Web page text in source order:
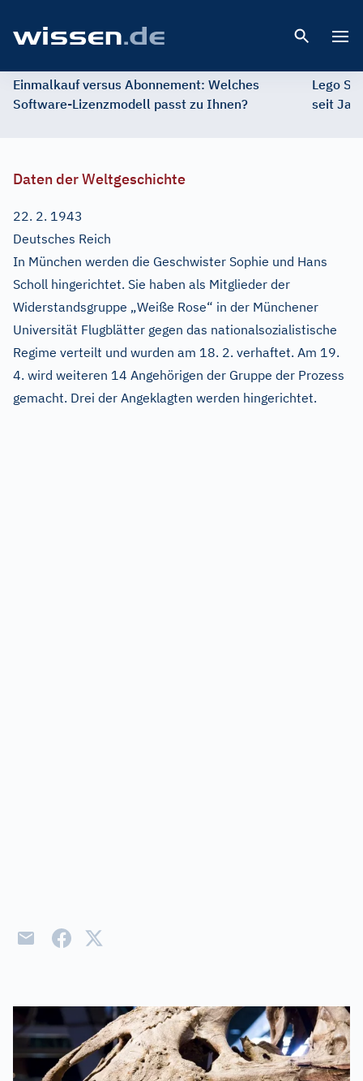
Einmalkauf versus Abonnement: Welches
Software-Lizenzmodell passt zu Ihnen?
Lego
seit
Daten der Weltgeschichte
22. 2. 1943
Deutsches Reich
In München werden die Geschwister Sophie und Hans
Scholl hingerichtet. Sie haben als Mitglieder der
Widerstandsgruppe „Weiße Rose“ in der Münchener
Universität Flugblätter gegen das nationalsozialistische
Regime verteilt und wurden am 18. 2. verhaftet. Am 19.
4. wird weiteren 14 Angehörigen der Gruppe der Prozess
gemacht. Drei der Angeklagten werden hingerichtet.